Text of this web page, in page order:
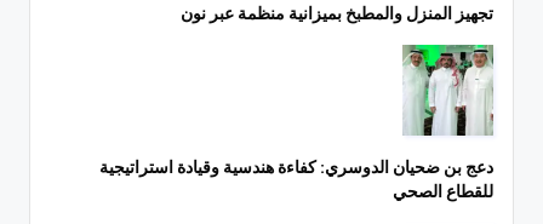
تجهيز المنزل والمطبخ بميزانية منظمة عبر نون
دعج بن ضحيان الدوسري: كفاءة هندسية وقيادة استراتيجية
للقطاع الصحي